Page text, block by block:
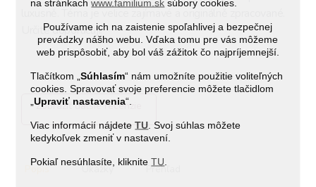
Používame ich na zaistenie spoľahlivej a bezpečnej
prevádzky nášho webu. Vďaka tomu pre vás môžeme
web prispôsobiť, aby bol váš zážitok čo najpríjemnejší.
Tlačítkom „Súhlasím“ nám umožníte použitie voliteľných
cookies. Spravovať svoje preferencie môžete tlačidlom
„Upraviť nastavenia“.
Viac informácií nájdete TU . Svoj súhlas môžete
kedykoľvek zmeniť v nastavení.
Pokiaľ nesúhlasíte, klikniteTU
Popis Ukážky Prehľad
luxusně. Téma je velice zajímavé a originálně zpracované.
Určitě doporučuji.
Zobraziť ďalšie recenzie